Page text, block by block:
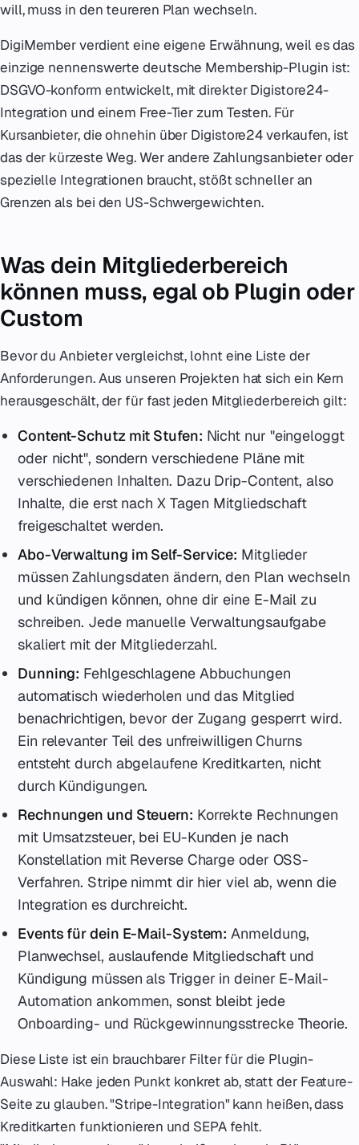
will, muss in den teureren Plan wechseln.
DigiMember verdient eine eigene Erwähnung, weil es das
einzige nennenswerte deutsche Membership-Plugin ist:
DSGVO-konform entwickelt, mit direkter Digistore24-
Integration und einem Free-Tier zum Testen. Für
Kursanbieter, die ohnehin über Digistore24 verkaufen, ist
das der kürzeste Weg. Wer andere Zahlungsanbieter oder
spezielle Integrationen braucht, stößt schneller an
Grenzen als bei den US-Schwergewichten.
Was dein Mitgliederbereich
können muss, egal ob Plugin oder
Custom
Bevor du Anbieter vergleichst, lohnt eine Liste der
Anforderungen. Aus unseren Projekten hat sich ein Kern
herausgeschält, der für fast jeden Mitgliederbereich gilt:
Content-Schutz mit Stufen: Nicht nur "eingeloggt
oder nicht", sondern verschiedene Pläne mit
verschiedenen Inhalten. Dazu Drip-Content, also
Inhalte, die erst nach X Tagen Mitgliedschaft
freigeschaltet werden.
Abo-Verwaltung im Self-Service: Mitglieder
müssen Zahlungsdaten ändern, den Plan wechseln
und kündigen können, ohne dir eine E-Mail zu
schreiben. Jede manuelle Verwaltungsaufgabe
skaliert mit der Mitgliederzahl.
Dunning: Fehlgeschlagene Abbuchungen
automatisch wiederholen und das Mitglied
benachrichtigen, bevor der Zugang gesperrt wird.
Ein relevanter Teil des unfreiwilligen Churns
entsteht durch abgelaufene Kreditkarten, nicht
durch Kündigungen.
Rechnungen und Steuern: Korrekte Rechnungen
mit Umsatzsteuer, bei EU-Kunden je nach
Konstellation mit Reverse Charge oder OSS-
Verfahren. Stripe nimmt dir hier viel ab, wenn die
Integration es durchreicht.
Events für dein E-Mail-System: Anmeldung,
Planwechsel, auslaufende Mitgliedschaft und
Kündigung müssen als Trigger in deiner E-Mail-
Automation ankommen, sonst bleibt jede
Onboarding- und Rückgewinnungsstrecke Theorie.
Diese Liste ist ein brauchbarer Filter für die Plugin-
Auswahl: Hake jeden Punkt konkret ab, statt der Feature-
Seite zu glauben. "Stripe-Integration" kann heißen, dass
Kreditkarten funktionieren und SEPA fehlt.